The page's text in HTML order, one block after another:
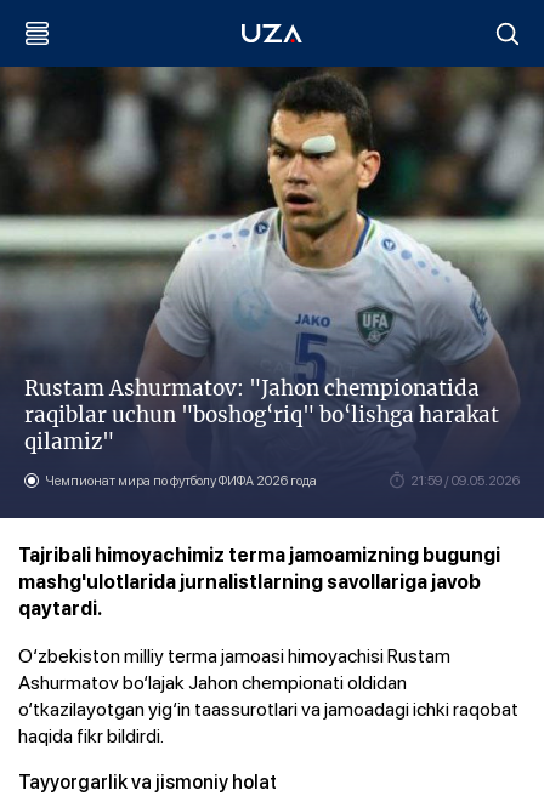
Rustam Ashurmatov: "Jahon chempionatida
raqiblar uchun "boshog‘riq" bo‘lishga harakat
qilamiz"
Чемпионат мира по футболу ФИФА 2026 года 21:59 / 09.05.2026
Tajribali himoyachimiz terma jamoamizning bugungi
mashg'ulotlarida jurnalistlarning savollariga javob
qaytardi.
O‘zbekiston milliy terma jamoasi himoyachisi Rustam
Ashurmatov bo‘lajak Jahon chempionati oldidan
o‘tkazilayotgan yig‘in taassurotlari va jamoadagi ichki raqobat
haqida fikr bildirdi.
Tayyorgarlik va jismoniy holat